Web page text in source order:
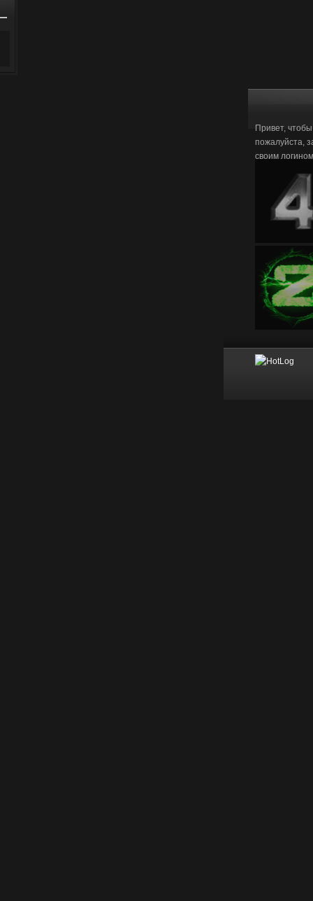
Привет,
пожалуйста,
своим логином